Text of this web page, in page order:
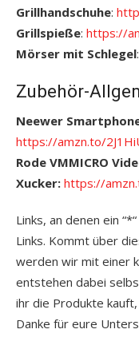
Grillhandschuhe:
Grillspieße: https://
Mörser mit Schlegel:
Zubehör-
Neewer
https://amzn.to/
Rode VMMICRO
Xucker: https://
Links, an denen ein
Links. Kommt über
werden wir mit einer
entstehen dabei
ihr die Produkte
Danke für eure